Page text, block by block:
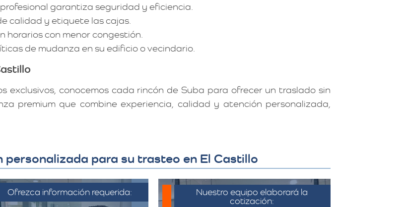
garantiza seguridad y eficiencia.
calidad y etiquete las cajas.
horarios con menor congestión.
de mudanza en su edificio o vecindario.
exclusivos, conocemos cada rincón de Suba para ofrecer un traslado sin
premium que combine experiencia, calidad y atención personalizada,
para su trasteo en El Castillo
Ofrezca información requerida:
Nuestro equipo elaborará la
cotización:
Con la información recopilada, el